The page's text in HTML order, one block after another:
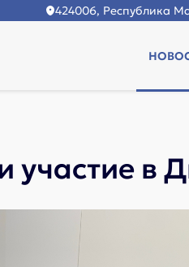
424006, Республика
в